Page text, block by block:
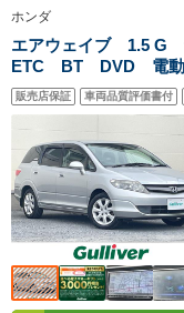
ホンダ
エアウェイブ 1.5 G
ETC BT DVD 電動
ー パワーステアリ
販売店保証 車両品質評価書付